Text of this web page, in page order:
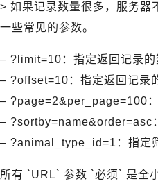
> 如果记录数量很多，服务器
一些常见的参数。
– ?limit=10：指定返回记录的
– ?offset=10：指定返回记录
– ?page=2&per_page=100
– ?sortby=name&order=asc
– ?animal_type_id=1：指定
所有 `URL` 参数 `必须` 是全